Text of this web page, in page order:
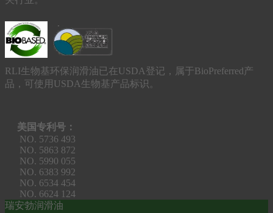
RLI生物基环保润滑油已在USDA登记，属于BioPreferred产
品，可使用USDA生物基产品标识。
美国专利号：
NO. 5736 493
NO. 5863 872
NO. 5990 055
NO. 6383 992
NO. 6534 454
NO. 6624 124
瑞安勃润滑油